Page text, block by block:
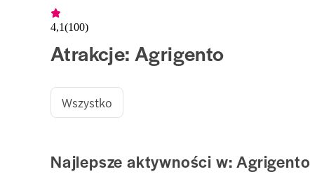
4,1(100)
Atrakcje: Agrigento
Wszystko
Najlepsze aktywności w: Agrigento